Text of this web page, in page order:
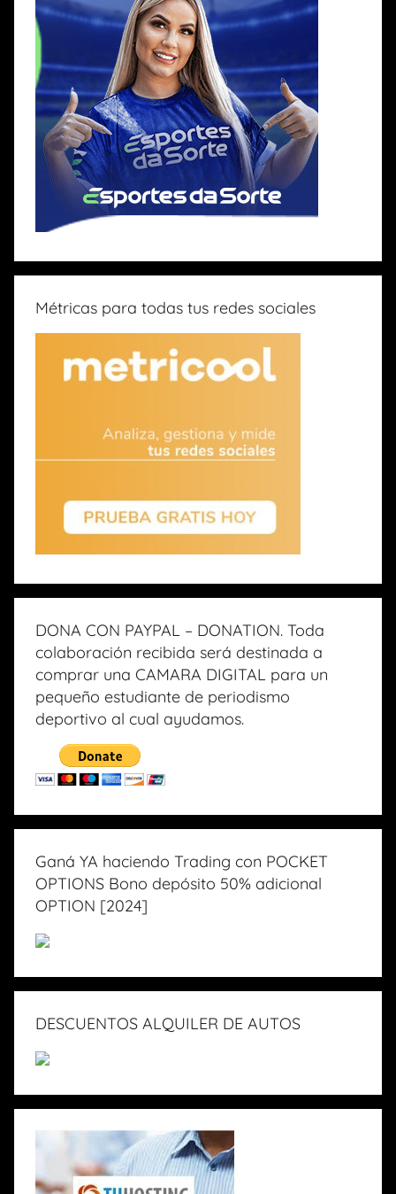
Métricas para todas tus redes sociales
DONA CON PAYPAL – DONATION. Toda
colaboración recibida será destinada a
comprar una CAMARA DIGITAL para un
pequeño estudiante de periodismo
deportivo al cual ayudamos.
Ganá YA haciendo Trading con POCKET
OPTIONS Bono depósito 50% adicional
OPTION [2024]
DESCUENTOS ALQUILER DE AUTOS